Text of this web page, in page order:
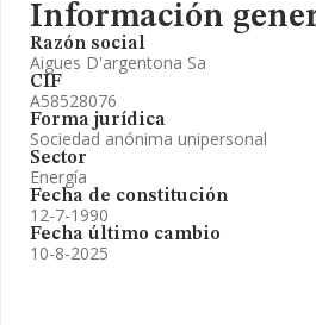
Información
Razón social
Aigues D'argentona Sa
CIF
A58528076
Forma jurídica
Sociedad anónima unipersonal
Sector
Energía
Fecha de constitución
12-7-1990
Fecha último cambio
10-8-2025